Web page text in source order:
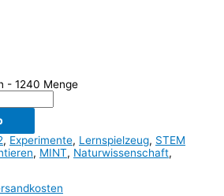
- 1240 Menge
, Experimente, Lernspielzeug, STEM
, MINT, Naturwissenschaft,